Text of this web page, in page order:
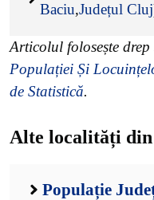
Baciu,Județul Cluj
Articolul folosește drep
Populației Și
de Statistică.
Alte localități din
Populație